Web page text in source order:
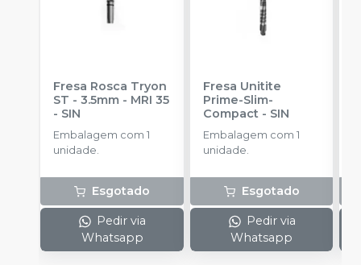
Fresa Rosca Tryon
ST - 3.5mm - MRI 35
- SIN
Embalagem com 1
unidade.
Esgotado
Pedir via
Whatsapp
Fresa Unitite
Prime-Slim-
Compact- SIN
Embalagem com 1
unidade.
Esgotado
Pedir via
Whatsapp